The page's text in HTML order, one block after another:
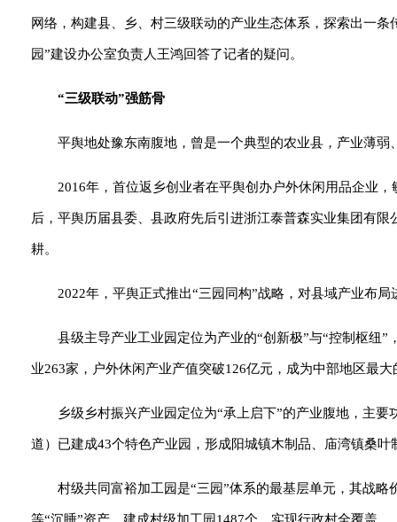
网络，构建县、乡、村三级联动的产业生态体系，探索出一
园”建设办公室负责人王鸿回答了记者的疑问。
“三级联动”强筋骨
平舆地处豫东南腹地，曾是一个典型的农业县，产业薄
2016年，首位返乡创业者在平舆创办户外休闲用品企业
后，平舆历届县委、县政府先后引进浙江泰普森实业集团有
耕。
2022年，平舆正式推出“三园同构”战略，对县域产业布局
县级主导产业工业园定位为产业的“创新极”与“控制枢纽
业263家，户外休闲产业产值突破126亿元，成为中部地区最
乡级乡村振兴产业园定位为“承上启下”的产业腹地，主
道）已建成43个特色产业园，形成阳城镇木制品、庙湾镇桑
村级共同富裕加工园是“三园”体系的最基层单元，其战